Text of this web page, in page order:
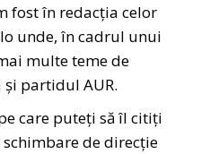
fost în redacția celor
unde, în cadrul unui
multe teme de
partidul AUR.
care puteți să îl citiți
de direcție